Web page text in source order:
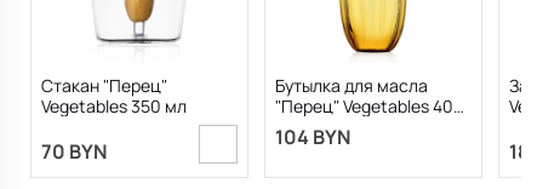
Стакан "Перец"
Vegetables 350 мл
70 BYN
Бутылка для масла
"Перец" Vegetables 400
мл
104 BYN